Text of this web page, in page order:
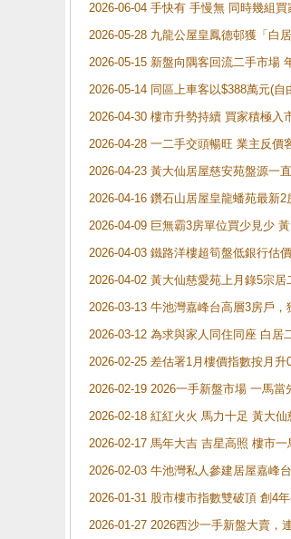
2026-06-04 手快有 手慢無 同時幾組
2026-05-28 九龍公屋皇鳳德邨獲「白
2026-05-15 新盤向隅客回流二手市場
2026-05-14 同區上車客以$388萬元(
2026-04-30 樓市升勢持續 買家積極入
2026-04-28 一二手交頭暢旺 業主反
2026-04-23 黃大仙居屋慈安苑盤源一
2026-04-16 鑽石山居屋皇龍蟠苑最新
2026-04-09 巨無霸3房單位買少見少
2026-04-03 鐵路洋樓超筍盤低銀行估
2026-04-02 黃大仙慈愛苑上月錄5宗
2026-03-13 牛池灣嘉峰台高層3房戶
2026-03-12 為求與家人同住同座 白居
2026-02-25 差估署1月樓價指數按月
2026-02-19 2026一手新盤市場 一馬
2026-02-18 紅紅火火 馬力十足 黃大
2026-02-17 馬年大吉 吉星高照 樓市
2026-02-03 牛池灣私人參建居屋嘉峰
2026-01-31 股市樓市指數雙破頂 創4
2026-01-27 2026西沙一手新盤大賣，